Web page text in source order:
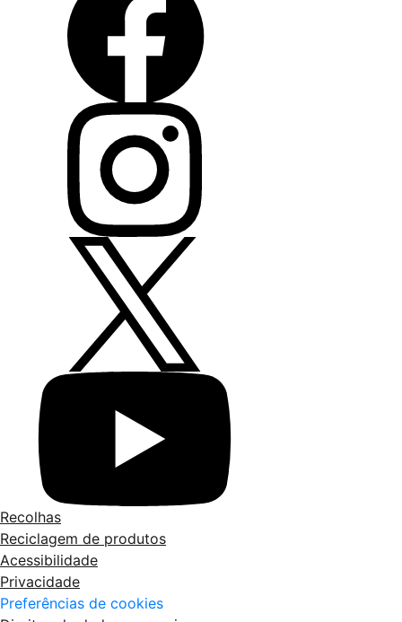
Recolhas
Reciclagem de produtos
Acessibilidade
Privacidade
Preferências de cookies